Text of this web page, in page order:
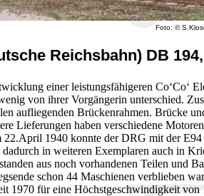
Foto: ©
Reichsbahn) DB
einer leistungsfähigeren Co‘Co‘
von ihrer Vorgängerin unterschied.
aufliegenden Brückenrahmen. Brücke
Lieferungen haben verschiedene
1940 konnte der DRG mit der E94
in weiteren Exemplaren auch in
aus noch vorhandenen Teilen und
schon 44 Maschienen verblieben
für eine Höchstgeschwindigkeit von